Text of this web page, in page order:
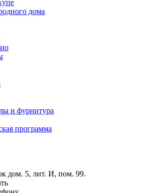
дома
и фурнитура
программа
дом. 5, лит. И, пом. 99.